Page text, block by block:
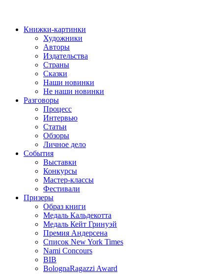
Книжки-картинки
Художники
Авторы
Издательства
Страны
Сказки
Наши новинки
Не наши новинки
Разговоры
Процесс
Интервью
Статьи
Обзоры
Личное дело
События
Выставки
Конкурсы
Мастер-классы
Фестивали
Призеры
Образ книги
Медаль Кальдекотта
Медаль Кейт Гринуэй
Премия Андерсена
Список New York Times
Nami Concours
BIB
BolognaRagazzi Award